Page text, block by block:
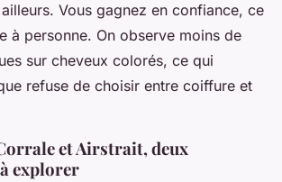
Vous gagnez en confiance, ce
à personne. On observe moins de
sur cheveux colorés, ce qui
refuse de choisir entre coiffure et
et Airstrait, deux
explorer